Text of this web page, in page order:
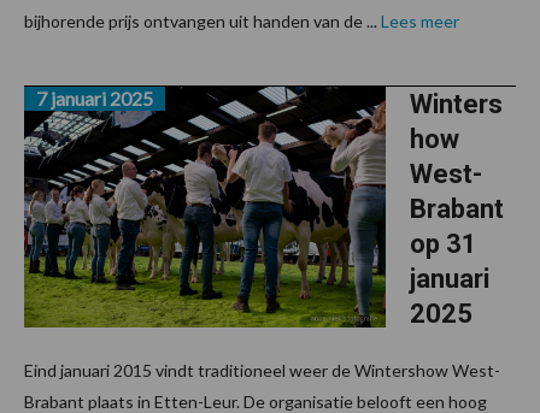
bijhorende prijs ontvangen uit handen van de ... Lees meer
Winters
how
West-
Brabant
op 31
januari
2025
7 januari 2025
Eind januari 2015 vindt traditioneel weer de Wintershow West-
Brabant plaats in Etten-Leur. De organisatie belooft een hoog